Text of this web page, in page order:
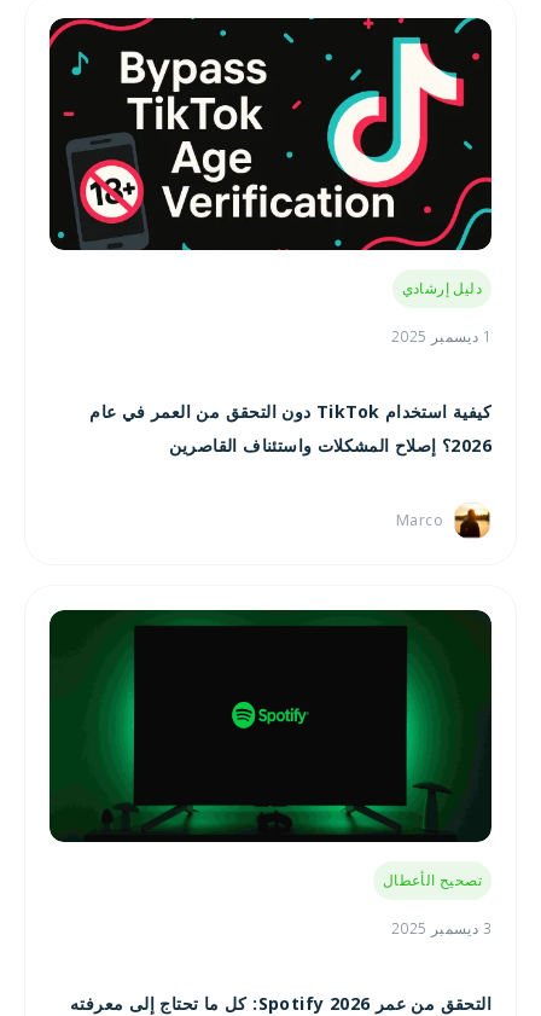
دليل إرشادي
1 ديسمبر 2025
كيفية استخدام TikTok دون التحقق من العمر في عام
2026؟ إصلاح المشكلات واستئناف القاصرين
Marco
تصحيح الأعطال
3 ديسمبر 2025
التحقق من عمر Spotify 2026: كل ما تحتاج إلى معرفته